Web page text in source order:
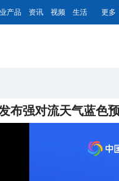
产品 资讯 视频 生活 更多
布强对流天气蓝色